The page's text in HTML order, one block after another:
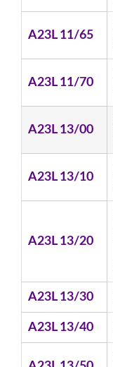
A23L 11/65
A23L 11/70
A23L 13/00
A23L 13/10
A23L 13/20
A23L 13/30
A23L 13/40